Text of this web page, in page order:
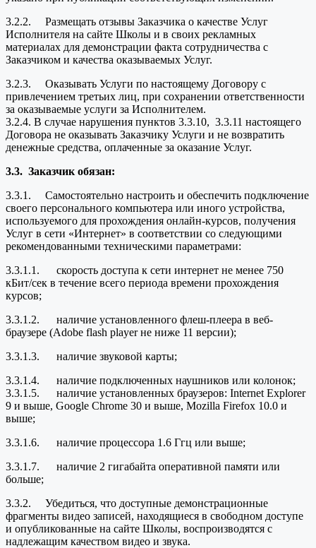
3.2.2. Размещать отзывы Заказчика о качестве Услуг
Исполнителя на сайте Школы и в своих рекламных
материалах для демонстрации факта сотрудничества с
Заказчиком и качества оказываемых Услуг.
3.2.3. Оказывать Услуги по настоящему Договору с
привлечением третьих лиц, при сохранении ответственности
за оказываемые услуги за Исполнителем.
3.2.4. В случае нарушения пунктов 3.3.10, 3.3.11 настоящего
Договора не оказывать Заказчику Услуги и не возвратить
денежные средства, оплаченные за оказание Услуг.
3.3. Заказчик обязан:
3.3.1. Самостоятельно настроить и обеспечить подключение
своего персонального компьютера или иного устройства,
используемого для прохождения онлайн-курсов, получения
Услуг в сети «Интернет» в соответствии со следующими
рекомендованными техническими параметрами:
3.3.1.1. скорость доступа к сети интернет не менее 750
кБит/сек в течение всего периода времени прохождения
курсов;
3.3.1.2. наличие установленного флеш-плеера в веб-
браузере (Adobe flash player не ниже 11 версии);
3.3.1.3. наличие звуковой карты;
3.3.1.4. наличие подключенных наушников или колонок;
3.3.1.5. наличие установленных браузеров: Internet Explorer
9 и выше, Google Chrome 30 и выше, Mozilla Firefox 10.0 и
выше;
3.3.1.6. наличие процессора 1.6 Ггц или выше;
3.3.1.7. наличие 2 гигабайта оперативной памяти или
больше;
3.3.2. Убедиться, что доступные демонстрационные
фрагменты видео записей, находящиеся в свободном доступе
и опубликованные на сайте Школы, воспроизводятся с
надлежащим качеством видео и звука.